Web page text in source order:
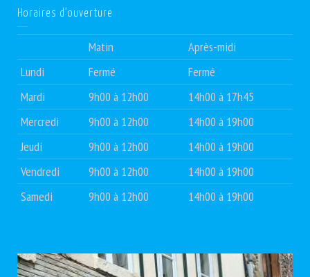
Horaires d’ouverture
Matin
Après-midi
Lundi
Fermé
Fermé
Mardi
9h00 à 12h00
14h00 à 17h45
Mercredi
9h00 à 12h00
14h00 à 19h00
Jeudi
9h00 à 12h00
14h00 à 19h00
Vendredi
9h00 à 12h00
14h00 à 19h00
Samedi
9h00 à 12h00 14h00 à 19h00